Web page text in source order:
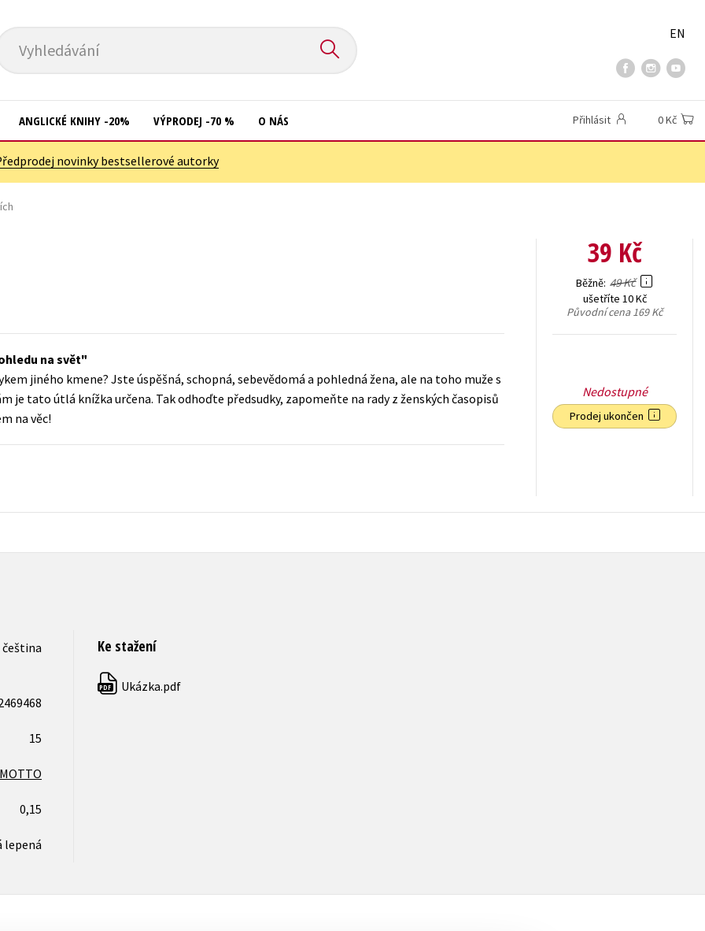
Vyhledávání
EN
Populárně - naučná pro dospělé
Populárně - naučné pro děti
Předškoláci
Příroda a zahrada
Young adult (SK)
Zahraniční literatura
ANGLICKÉ KNIHY -20% VÝPRODEJ -70 % O NÁS Přihlásit 0 Kč
novinky bestsellerové autorky
na svět
jiného kmene? Jste úspěšná, schopná, sebevědomá a pohledná žena, ale na toho muže s
je tato útlá knížka určena. Tak odhoďte předsudky, zapomeňte na rady z ženských časopisů
na věc!
39 Kč
Běžně 49 Kč
ušetříte 10 Kč
Původní cena169 Kč
Nedostupné
Prodej ukončen
čeština
15
0,15
lepená
Ke stažení
PDF Ukázka.pdf